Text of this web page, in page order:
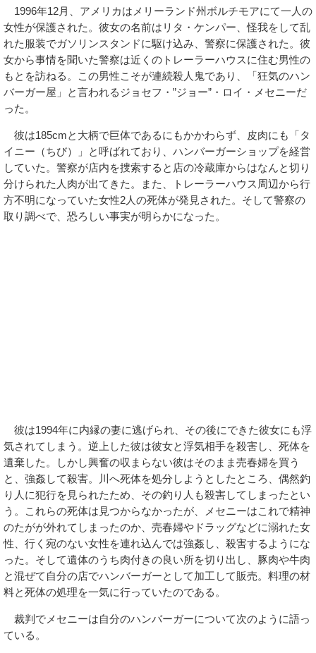
1996年12月、アメリカはメリーランド州ボルチモアにて一人の
女性が保護された。彼女の名前はリタ・ケンパー、怪我をして乱
れた服装でガソリンスタンドに駆け込み、警察に保護された。彼
女から事情を聞いた警察は近くのトレーラーハウスに住む男性の
もとを訪ねる。この男性こそが連続殺人鬼であり、「狂気のハン
バーガー屋」と言われるジョセフ・”ジョー”・ロイ・メセニーだ
った。
彼は185cmと大柄で巨体であるにもかかわらず、皮肉にも「タ
イニー（ちび）」と呼ばれており、ハンバーガーショップを経営
していた。警察が店内を捜索すると店の冷蔵庫からはなんと切り
分けられた人肉が出てきた。また、トレーラーハウス周辺から行
方不明になっていた女性2人の死体が発見された。そして警察の
取り調べで、恐ろしい事実が明らかになった。
彼は1994年に内縁の妻に逃げられ、その後にできた彼女にも浮
気されてしまう。逆上した彼は彼女と浮気相手を殺害し、死体を
遺棄した。しかし興奮の収まらない彼はそのまま売春婦を買う
と、強姦して殺害。川へ死体を処分しようとしたところ、偶然釣
り人に犯行を見られたため、その釣り人も殺害してしまったとい
う。これらの死体は見つからなかったが、メセニーはこれで精神
のたがが外れてしまったのか、売春婦やドラッグなどに溺れた女
性、行く宛のない女性を連れ込んでは強姦し、殺害するようにな
った。そして遺体のうち肉付きの良い所を切り出し、豚肉や牛肉
と混ぜて自分の店でハンバーガーとして加工して販売。料理の材
料と死体の処理を一気に行っていたのである。
裁判でメセニーは自分のハンバーガーについて次のように語っ
ている。